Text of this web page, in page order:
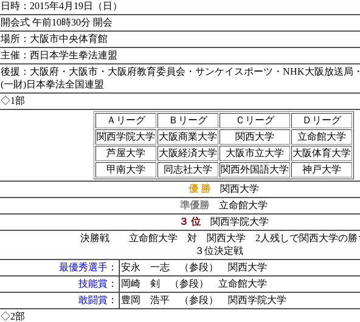
日時：2015年4月19日（日）
開会式 午前10時30分 開会
場所：大阪市中央体育館
主催：西日本学生拳法連盟
後援：大阪府・大阪市・大阪府教育委員会・サンケイスポーツ・NHK大阪放送局
(一財)日本拳法全国連盟
◇1部
Ａリーグ
Ｂリーグ Ｃリーグ
Ｄリーグ
関西学院大学 大阪商業大学 関西大学
立命館大学
芦屋大学
大阪経済大学 大阪市立大学
大阪体育大学
甲南大学
同志社大学 関西外国語大学
神戸大学
優 勝 関西大学
準優勝 立命館大学
３ 位 関西学院大学
決勝戦 立命館大学 対 関西大学 2人残しで関西大学の勝
３位決定戦
最優秀選手 ：
安永 一志 （参段） 関西大学
技能賞 ：
岡崎 剣 （参段） 立命館大学
敢闘賞 ：
豊岡 浩平 （参段） 関西学院大学
◇2部